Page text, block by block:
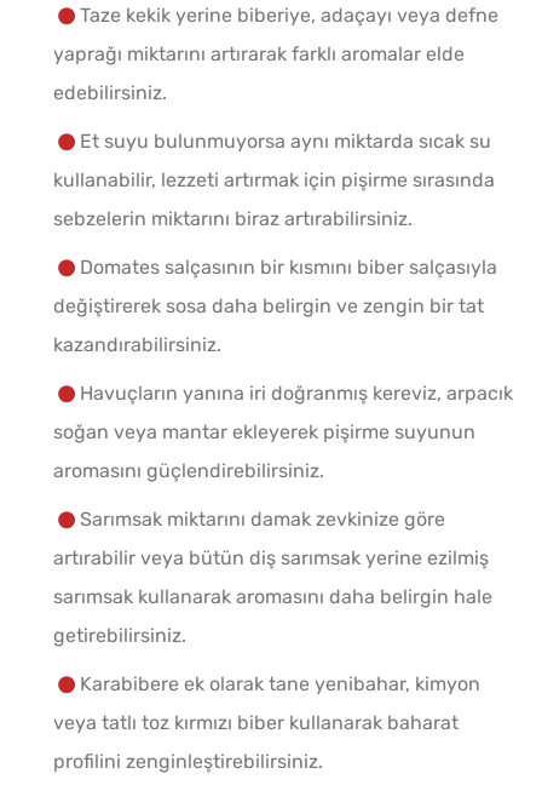
Taze kekik yerine biberiye, adaçayı veya defne
yaprağı miktarını artırarak farklı aromalar elde
edebilirsiniz.
Et suyu bulunmuyorsa aynı miktarda sıcak su
kullanabilir, lezzeti artırmak için pişirme sırasında
sebzelerin miktarını biraz artırabilirsiniz.
Domates salçasının bir kısmını biber salçasıyla
değiştirerek sosa daha belirgin ve zengin bir tat
kazandırabilirsiniz.
Havuçların yanına iri doğranmış kereviz, arpacık
soğan veya mantar ekleyerek pişirme suyunun
aromasını güçlendirebilirsiniz.
Sarımsak miktarını damak zevkinize göre
artırabilir veya bütün diş sarımsak yerine ezilmiş
sarımsak kullanarak aromasını daha belirgin hale
getirebilirsiniz.
Karabibere ek olarak tane yenibahar, kimyon
veya tatlı toz kırmızı biber kullanarak baharat
profilini zenginleştirebilirsiniz.